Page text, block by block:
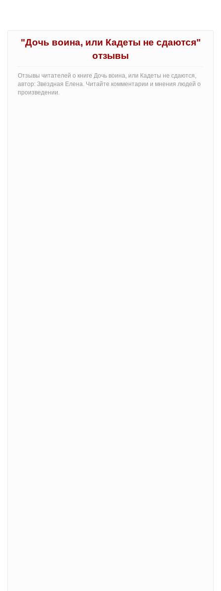
"Дочь воина, или Кадеты не сдаются"
отзывы
Отзывы читателей о книге Дочь воина, или Кадеты не сдаются,
автор: Звездная Елена. Читайте комментарии и мнения людей о
произведении.